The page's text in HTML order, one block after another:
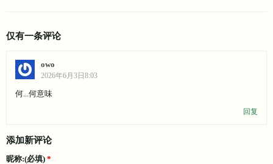
仅有一条评论
owo
2026年6月3日8:03
何...何意味
回复
添加新评论
昵称:(必填)